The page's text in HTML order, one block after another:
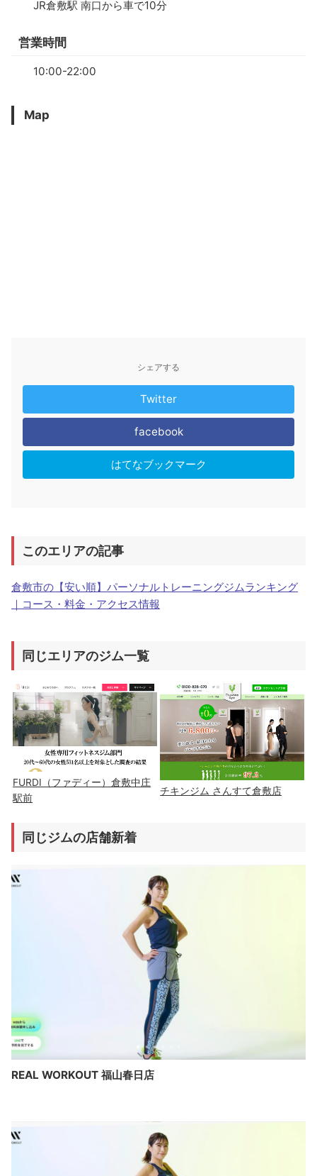
JR倉敷駅 南口から車で10分
営業時間
10:00-22:00
Map
シェアする
Twitter
facebook
はてなブックマーク
このエリアの記事
倉敷市の【安い順】パーソナルトレーニングジムランキング
｜コース・料金・アクセス情報
同じエリアのジム一覧
FURDI（ファディー）倉敷中庄
駅前
チキンジム さんすて倉敷店
同じジムの店舗新着
REAL WORKOUT 福山春日店